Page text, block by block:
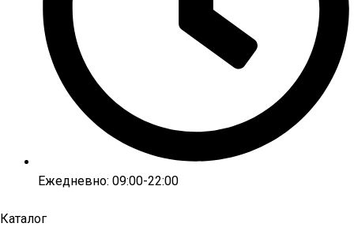
Ежедневно: 09:00-22:00
Каталог